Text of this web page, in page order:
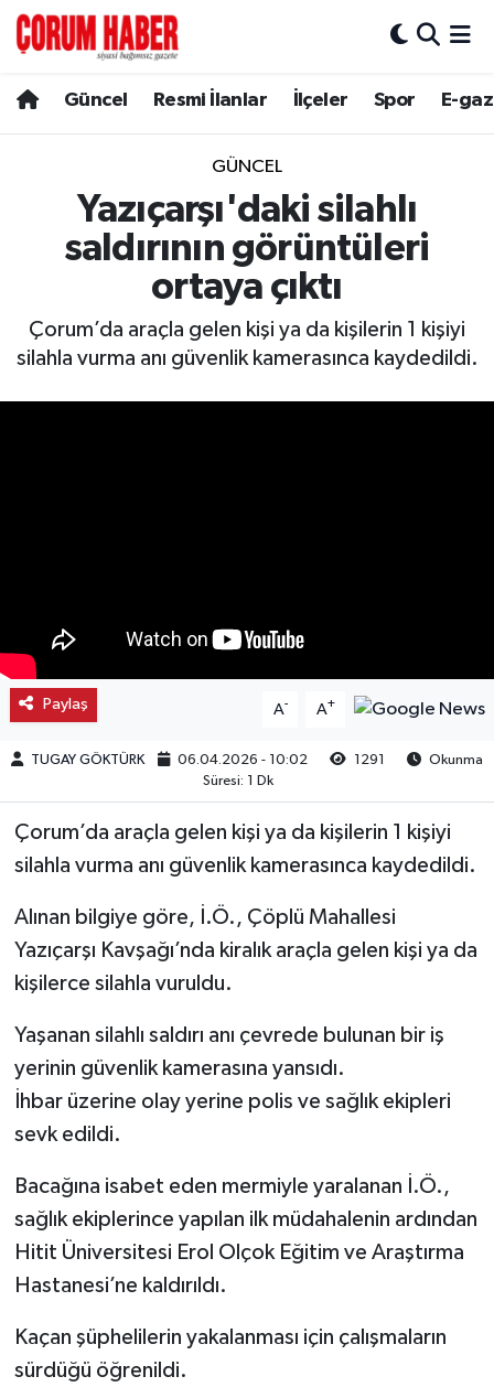
Güncel Resmi İlanlar İlçeler Spor E-
GÜNCEL
Yazıçarşı'daki silahlı
saldırının görüntüleri
ortaya çıktı
Çorum’da araçla gelen kişi ya da kişilerin 1 kişiyi
silahla vurma anı güvenlik kamerasınca kaydedildi.
Paylaş A- A+
TUGAY GÖKTÜRK 06.04.2026 - 10:02 1291
Okunma
Süresi: 1 Dk
Çorum’da araçla gelen kişi ya da kişilerin 1 kişiyi
silahla vurma anı güvenlik kamerasınca kaydedildi.
Alınan bilgiye göre, İ.Ö., Çöplü Mahallesi
Yazıçarşı Kavşağı’nda kiralık araçla gelen kişi ya da
kişilerce silahla vuruldu.
Yaşanan silahlı saldırı anı çevrede bulunan bir iş
yerinin güvenlik kamerasına yansıdı.
İhbar üzerine olay yerine polis ve sağlık ekipleri
sevk edildi.
Bacağına isabet eden mermiyle yaralanan İ.Ö.,
sağlık ekiplerince yapılan ilk müdahalenin ardından
Hitit Üniversitesi Erol Olçok Eğitim ve Araştırma
Hastanesi’ne kaldırıldı.
Kaçan şüphelilerin yakalanması için çalışmaların
sürdüğü öğrenildi.
Spor
Resmi İlanlar
Alaca
Boğazkale
Mecitözü
Oğuzlar
Ortaköy
Sungurlu
Uğurludağ
Sağlık
Hava Durumu
Çorum Namaz Vakitleri
Trafik Durumu
Süper Lig Puan Durumu ve Fikstür
Tüm Manşetler